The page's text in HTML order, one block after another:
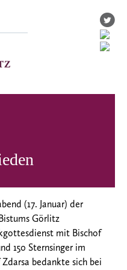
(17. Januar) der
Görlitz
mit Bischof
150 Sternsinger im
bedankte sich bei